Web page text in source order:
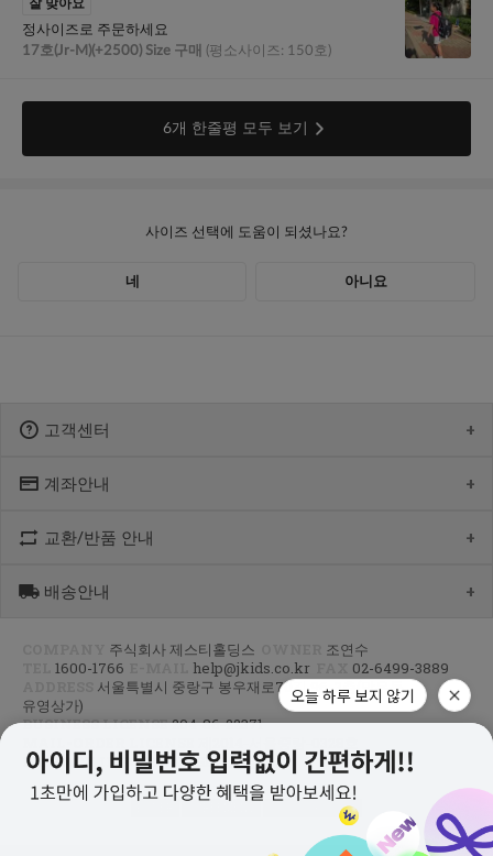
고객센터
1600-1766
[점심] 12:00 ~ 13:00
[금] 08:30 ~ 12:30
계좌안내
우리 1005-302-047686
예금주 : 제스티홀딩스
교환/반품 안내
제품수령 후 반품을 하시려면 수령 후 7일 이내에 마이페이지내에서
CJ대한통운(1588-1255)으로 반품접수 또는 인터넷사이트에서 온라인
접수 후 픽업요청해주세요.
교환/반품 : 경기도 고양시 덕양구 오금동 삼막3길 10 마포지사 1F
은평직영2팀 - 제이키즈
배송안내
평균 상품 준비기간은 주말제외 2~4일까지 소요될수 있습니다.
(주말 및 공휴일 제외, 제주 도서 산간 지역은 추가로 1~2일이 더
소요됩니다.)
주문하신 상품이 입고가 늦어지는 상품이거나 주문 제작 상품일 경우엔
기일이 더 걸릴 수 있습니다.
신발이나 악세사리 카테고리 상품은 고객님 주문건 결제후 거래처에서
공급해오는 방식으로 같이 주문하시면 배송기간 평균 주말제외 3~5일
이상, 리오더 기간에는 한달정도 소요 되실수 있는점
주식회사 제스티홀딩스
조연수
1600-1766 help@jkids.co.kr
02-6499-3889
서울특별시 중랑구 봉우재로70길 96, 3층(망우동,
유영상가)
BUSINESS LICENSE204-86-22371
PRIVACY INFO MANAGER조연수
개인정보처리방침